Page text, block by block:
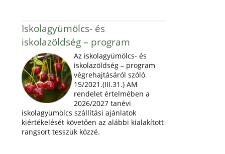
Iskolagyümölcs- és
iskolazöldség – program
Az iskolagyümölcs- és
iskolazöldség – program
végrehajtásáról szóló
15/2021.(III.31.) AM
rendelet értelmében a
2026/2027 tanévi
iskolagyümölcs szállítási ajánlatok
kiértékelését követően az alábbi kialakított
rangsort tesszük közzé.